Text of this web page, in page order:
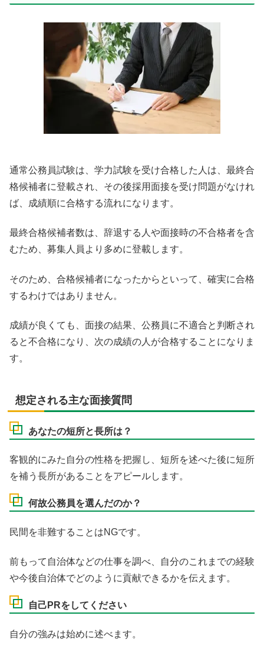
通常公務員試験は、学力試験を受け合格した人は、最終合
格候補者に登載され、その後採用面接を受け問題がなけれ
ば、成績順に合格する流れになります。
最終合格候補者数は、辞退する人や面接時の不合格者を含
むため、募集人員より多めに登載します。
そのため、合格候補者になったからといって、確実に合格
するわけではありません。
成績が良くても、面接の結果、公務員に不適合と判断され
ると不合格になり、次の成績の人が合格することになりま
す。
想定される主な面接質問
あなたの短所と長所は？
客観的にみた自分の性格を把握し、短所を述べた後に短所
を補う長所があることをアピールします。
何故公務員を選んだのか？
民間を非難することはNGです。
前もって自治体などの仕事を調べ、自分のこれまでの経験
や今後自治体でどのように貢献できるかを伝えます。
自己PRをしてください
自分の強みは始めに述べます。